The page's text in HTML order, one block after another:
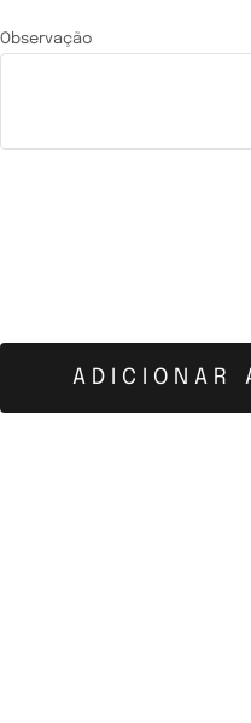
Observação
ADICIONAR